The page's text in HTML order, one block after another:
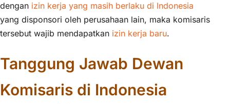
denganizin kerja yang masih berlaku di Indonesia
yang disponsori oleh perusahaan lain, maka komisaris
tersebut wajib mendapatkan izin kerja baru.
Tanggung Jawab Dewan
Komisaris di Indonesia